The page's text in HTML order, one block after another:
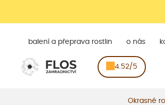
balení a přeprava rostlin o nás
4.52/5
Okrasné